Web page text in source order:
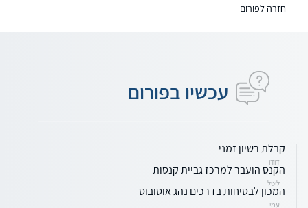
חזרה לפורום
עכשיו בפורום
קבלת רשיון זמני
דודו
הקנס הועבר למרכז גביית קנסות
ליטל
המכון לבטיחות בדרכים נהג אוטובוס
עמי